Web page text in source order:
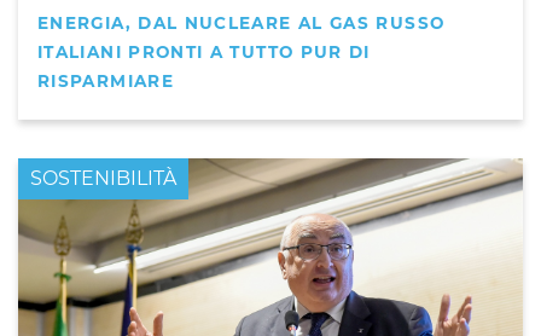
ENERGIA, DAL NUCLEARE AL GAS RUSSO
ITALIANI PRONTI A TUTTO PUR DI
RISPARMIARE
PRIMO PIANO
SOSTENIBILITÀ